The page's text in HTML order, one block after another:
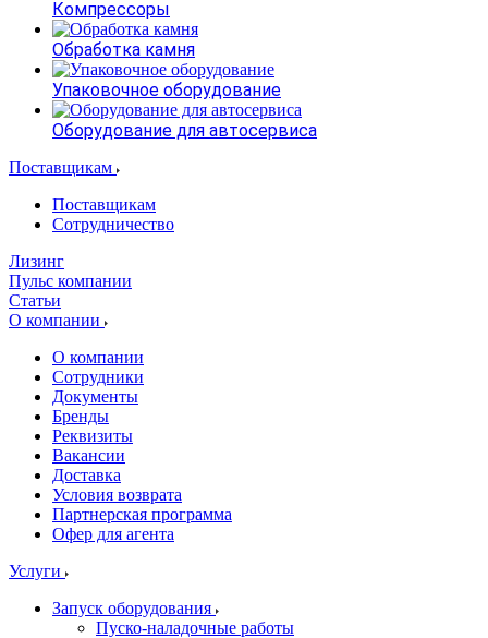
Компрессоры
Обработка камня
Упаковочное оборудование
Оборудование для автосервиса
Поставщикам
Поставщикам
Сотрудничество
Лизинг
Пульс компании
Статьи
О компании
О компании
Сотрудники
Документы
Бренды
Реквизиты
Вакансии
Доставка
Условия возврата
Партнерская программа
Офер для агента
Услуги
Запуск оборудования
Пуско-наладочные работы